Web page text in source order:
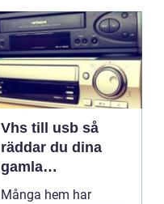
Vhs till usb så
räddar du dina
gamla
videominnen
Många hem har